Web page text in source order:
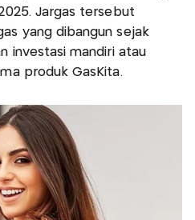
Jargas tersebut
yang dibangun sejak
investasi mandiri atau
produk GasKita.